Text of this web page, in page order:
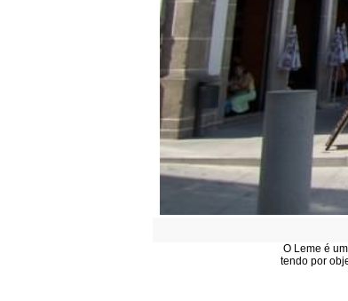
O Leme é
tendo por